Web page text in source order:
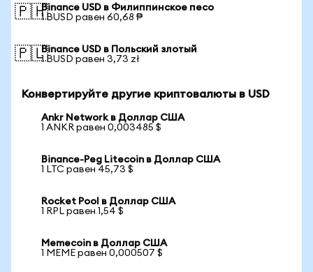
🇵🇭Binance USD в Филиппинское песо
1 BUSD равен 60,68 ₱
🇵🇱Binance USD в Польский злотый
1 BUSD равен 3,73 zł
Конвертируйте другие криптовалюты в USD
Ankr Network в Доллар США
1 ANKR равен 0,003485 $
Binance-Peg Litecoin в Доллар США
1 LTC равен 45,73 $
Rocket Pool в Доллар США
1 RPL равен 1,54 $
Memecoin в Доллар США
1 MEME равен 0,000507 $